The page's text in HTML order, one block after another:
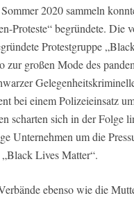
2020 sammeln
Proteste“ begründete. Die
Protestgruppe
großen Mode des
bei einem Polizeieinsatz
scharten sich in der Folge
Unternehmen um die
Lives Matter“.
ebenso wie die